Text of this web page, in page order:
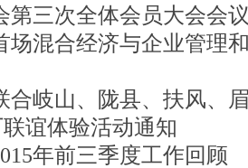
第三次全体会员大会会
场混合经济与企业管理
合岐山、陇县、扶风、
谊体验活动通知
年前三季度工作回顾